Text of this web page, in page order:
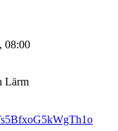
08:00
Lärm